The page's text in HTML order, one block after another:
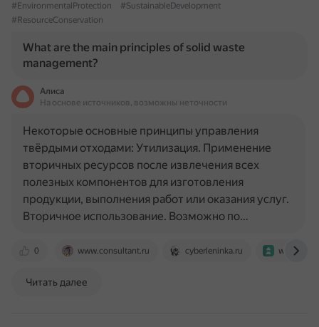
#EnvironmentalProtection
#SustainableDevelopment
#ResourceConservation
What are the main principles of solid waste
management?
Алиса
На основе источников, возможны неточности
0 www.consultant.ru cyberleninka.ru
Некоторые основные принципы управления
твёрдыми отходами: Утилизация. Применение
вторичных ресурсов после извлечения всех
полезных компонентов для изготовления
продукции, выполнения работ или оказания услуг.
Вторичное использование. Возможно по…
Читать далее